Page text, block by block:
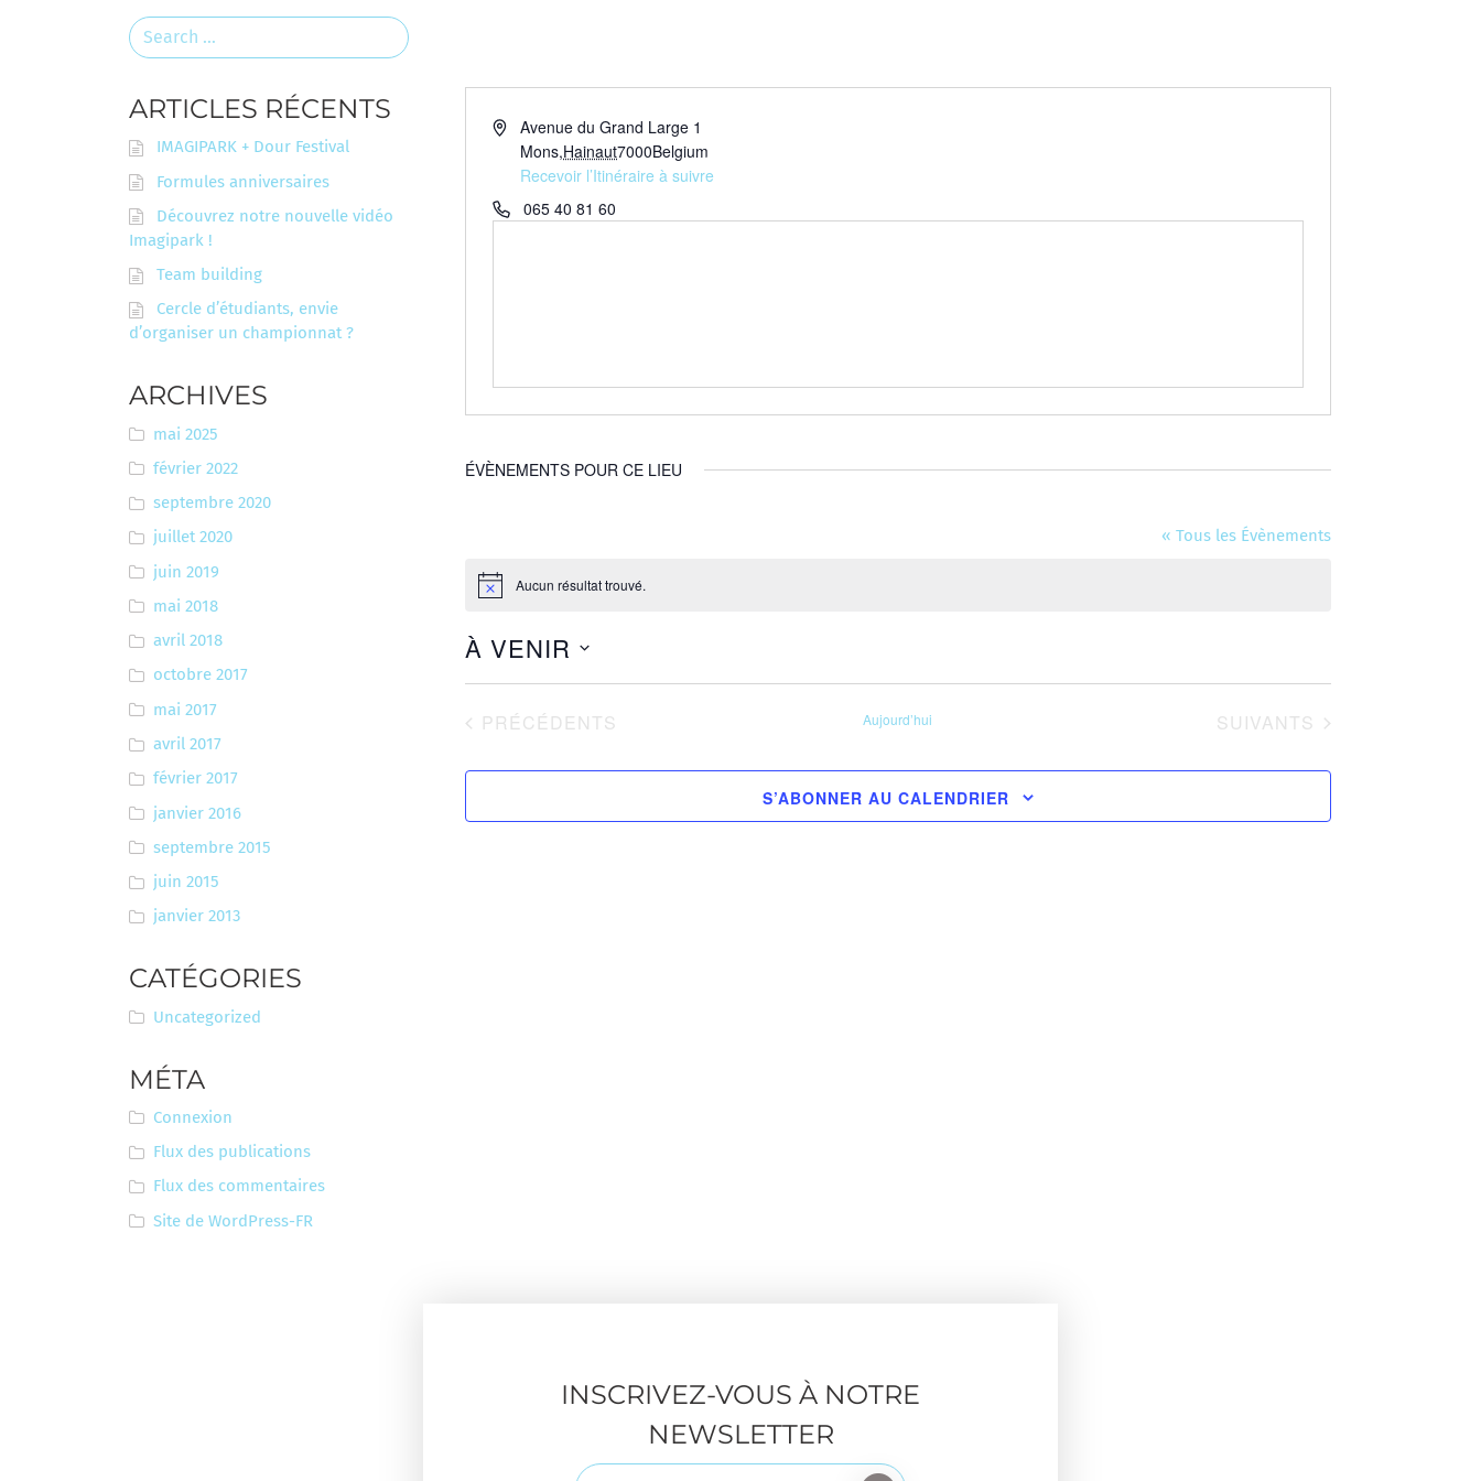
Search
ARTICLES RÉCENTS
IMAGIPARK + Dour Festival
Formules anniversaires
Découvrez notre nouvelle vidéo
Imagipark !
Team building
Cercle d’étudiants, envie
d’organiser un championnat ?
ARCHIVES
mai 2025
février 2022
septembre 2020
juillet 2020
juin 2019
mai 2018
avril 2018
octobre 2017
mai 2017
avril 2017
février 2017
janvier 2016
septembre 2015
juin 2015
janvier 2013
CATÉGORIES
Uncategorized
MÉTA
Connexion
Flux des publications
Flux des commentaires
Site de WordPress-FR
AdresseAvenue du Grand Large 1
Mons,Hainaut7000Belgium
Recevoir l’Itinéraire à suivre
Téléphone
065 40 81 60
ÉVÈNEMENTS POUR CE LIEU
« Tous les Évènements
Notice Aucun résultat trouvé.
À VENIR
date.ÉVÈNEMENTS
PRÉCÉDENTS Aujourd’hui ÉVÈNEMENTS
SUIVANTS
S’ABONNER AU CALENDRIER
INSCRIVEZ-VOUS À NOTRE
NEWSLETTER